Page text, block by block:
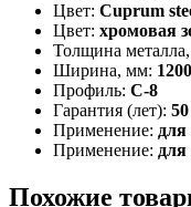
Цвет: Cuprum
Цвет: хромовая
Толщина
Ширина, мм: 1200
Профиль: С-8
Гарантия (лет): 50
Применение: для
Применение: для
Похожие